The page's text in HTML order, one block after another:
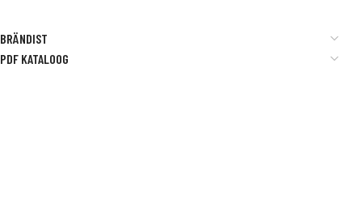
BRÄNDIST
PDF KATALOOG